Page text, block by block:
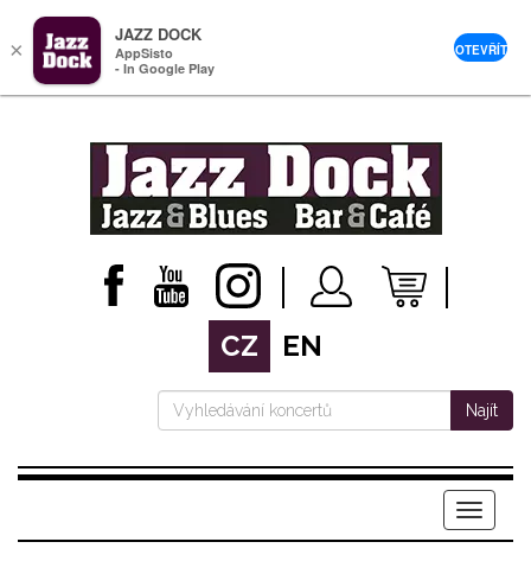
CZ EN
Najít
Menu
×
JAZZ DOCK
AppSisto
- In Google Play
OTEVŘÍT